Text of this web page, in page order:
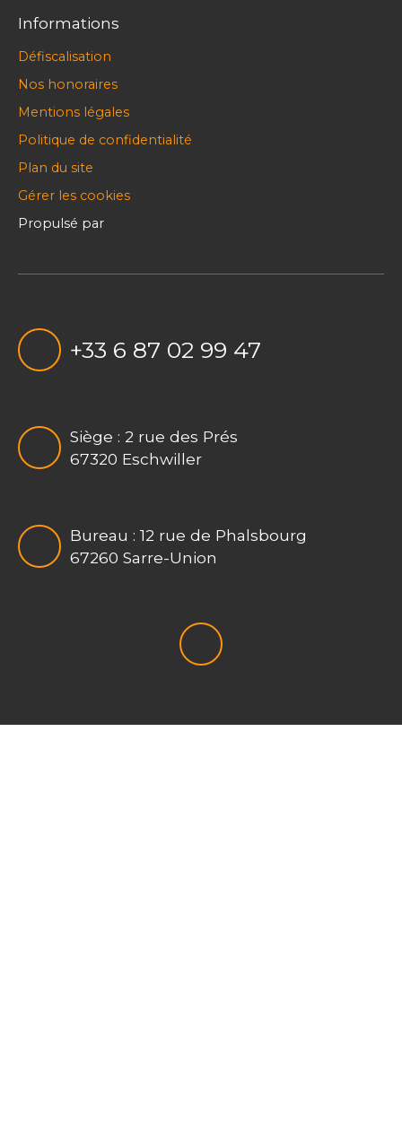
Informations
Défiscalisation
Nos honoraires
Mentions légales
Politique de confidentialité
Plan du site
Gérer les cookies
Propulsé par
+33 6 87 02 99 47
Siège : 2 rue des Prés
67320 Eschwiller
Bureau : 12 rue de Phalsbourg
67260 Sarre-Union